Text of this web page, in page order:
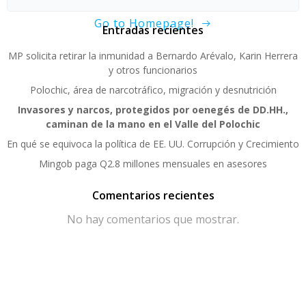
Go to Homepage!
Entradas recientes
MP solicita retirar la inmunidad a Bernardo Arévalo, Karin Herrera
y otros funcionarios
Polochic, área de narcotráfico, migración y desnutrición
Invasores y narcos, protegidos por oenegés de DD.HH.,
caminan de la mano en el Valle del Polochic
En qué se equivoca la política de EE. UU. Corrupción y Crecimiento
Mingob paga Q2.8 millones mensuales en asesores
Comentarios recientes
No hay comentarios que mostrar.